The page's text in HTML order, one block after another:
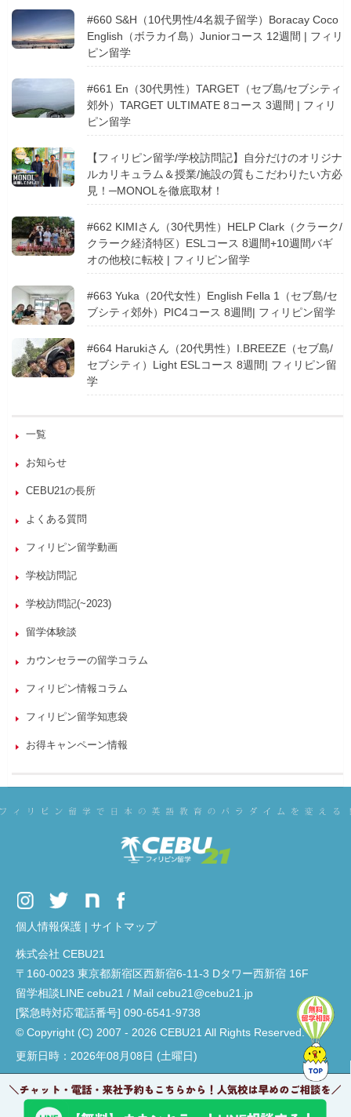
#660 S&H（10代男性/4名親子留学）Boracay Coco
English（ボラカイ島）Juniorコース 12週間 | フィリ
ピン留学
#661 En（30代男性）TARGET（セブ島/セブシティ
郊外）TARGET ULTIMATE 8コース 3週間 | フィリ
ピン留学
【フィリピン留学/学校訪問記】自分だけのオリジナ
ルカリキュラム＆授業/施設の質もこだわりたい方必
見！─MONOLを徹底取材！
#662 KIMIさん（30代男性）HELP Clark（クラーク/
クラーク経済特区）ESLコース 8週間+10週間バギ
オの他校に転校 | フィリピン留学
#663 Yuka（20代女性）English Fella 1（セブ島/セ
ブシティ郊外）PIC4コース 8週間| フィリピン留学
#664 Harukiさん（20代男性）I.BREEZE（セブ島/
セブシティ）Light ESLコース 8週間| フィリピン留
学
一覧
お知らせ
CEBU21の長所
よくある質問
フィリピン留学動画
学校訪問記
学校訪問記(~2023)
留学体験談
カウンセラーの留学コラム
フィリピン情報コラム
フィリピン留学知恵袋
お得キャンペーン情報
個人情報保護 | サイトマップ
株式会社 CEBU21
〒160-0023 東京都新宿区西新宿6-11-3 Dタワー西新宿 16F
留学相談LINE cebu21 / Mail cebu21@cebu21.jp
[緊急時対応電話番号] 090-6541-9738
© Copyright (C) 2007 - 2026 CEBU21 All Rights Reserved.
更新日時：2026年08月08日 (土曜日)